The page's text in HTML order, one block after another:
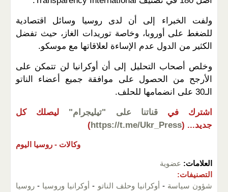
ولفت الخبراء إلى أن لدى روسيا وسائل اقتصادية
للضغط على أوروبا، وخاصة توريدات الغاز، حيث تفضل
الكثير من الدول عدم الإساءة لعلاقاتها مع موسكو.
وخلص أصحاب التحليل إلى أن أوكرانيا لن تتمكن على
الأرجح من الحصول على موافقة جميع أعضاء الناتو
الـ30 على انضمامها للحلف.
اشترك في قناتنا على "تيليجرام"
ليصلك كل
جديد... (
https://t.me/Ukr_Press
)
وكالات - روسيا اليوم
العلامات: عضوية
التصنيفات:
شؤون سياسة - أوكرانيا وحلف الناتو - أوكرانيا وروسيا - روسيا